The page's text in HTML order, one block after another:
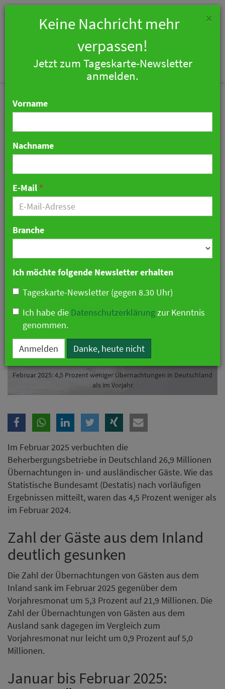
Februar 2025: 4,5 Prozent
weniger Übernachtungen
in Deutschland als im
Vorjahr
11. April 2025 08:22 Uhr| Hotellerie
Februar 2025: 4,5 Prozent weniger Übernachtungen in Deutschland
als im Vorjahr
Im Februar 2025 verbuchten die
Beherbergungsbetriebe in Deutschland 26,9 Millionen
Übernachtungen in- und ausländischer Gäste. Wie das
Statistische Bundesamt (Destatis) nach vorläufigen
Ergebnissen mitteilt, waren das 4,5 Prozent weniger als
im Februar 2024.
Zahl der Gäste aus dem Inland
deutlich gesunken
Die Zahl der Übernachtungen von Gästen aus dem
Inland sank im Februar 2025 gegenüber dem
Vorjahresmonat um 5,3 Prozent auf 21,9 Millionen. Die
Zahl der Übernachtungen von Gästen aus dem
Ausland sank dagegen im Vergleich zum
Vorjahresmonat nur leicht um 0,9 Prozent auf 5,0
Millionen.
Januar bis Februar 2025:
×
Keine Nachricht mehr
verpassen!
Jetzt zum Tageskarte-Newsletter
anmelden.
Vorname
Nachname
E-Mail *
Branche
Ich möchte folgende Newsletter erhalten
Tageskarte-Newsletter (gegen 8.30 Uhr)
Ich habe die Datenschutzerklärungzur Kenntnis
genommen.
Anmelden Danke, heute nicht